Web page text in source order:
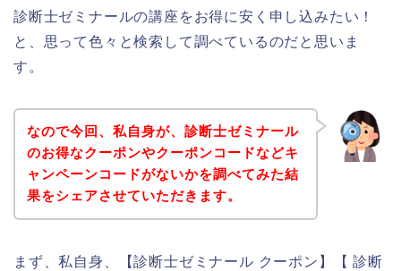
診断士ゼミナールの講座をお得に安く申し込みたい！
と、思って色々と検索して調べているのだと思いま
す。
なので今回、私自身が、診断士ゼミナール
のお得なクーポンやクーポンコードなどキ
ャンペーンコードがないかを調べてみた結
果をシェアさせていただきます。
まず、私自身、【診断士ゼミナール クーポン】【 診断